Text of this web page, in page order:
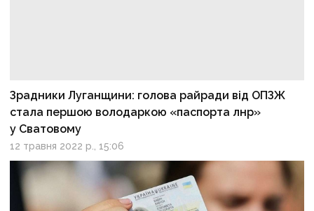
Зрадники Луганщини: голова райради від ОПЗЖ
стала першою володаркою «паспорта лнр»
у Сватовому
12 травня 2022 р., 15:06